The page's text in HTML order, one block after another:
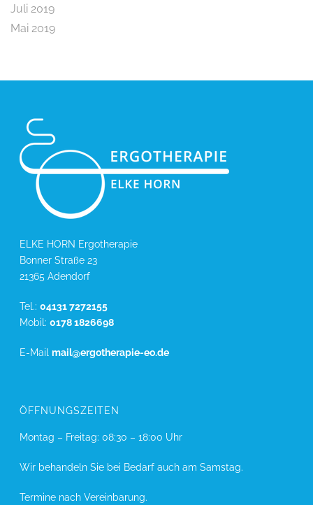
Juli 2019
Mai 2019
ELKE HORN Ergotherapie
Bonner Straße 23
21365 Adendorf
Tel.:04131 7272155
Mobil:0178 1826698
E-Mailmail@ergotherapie-eo.de
ÖFFNUNGSZEITEN
Montag – Freitag: 08:30 – 18:00 Uhr
Wir behandeln Sie bei Bedarf auch am Samstag.
Termine nach Vereinbarung.